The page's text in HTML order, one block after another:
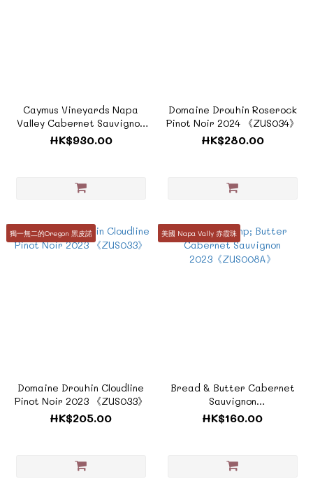
Caymus Vineyards Napa
Valley Cabernet Sauvignon
2023《ZTUS047》
HK$930.00
Domaine Drouhin Roserock
Pinot Noir 2024 《ZUS034》
HK$280.00
獨一無二的Oregon 黑皮諾
Domaine Drouhin Cloudline
Pinot Noir 2023 《ZUS033》
HK$205.00
美國 Napa Vally 赤霞珠
Bread & Butter Cabernet
Sauvignon
2023《ZUS008A》
HK$160.00